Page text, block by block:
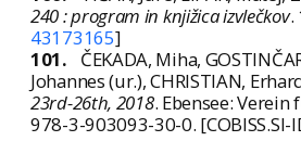
240 : program in knjižica izvlečkov.
43173165]
101.
ČEKADA, Miha,
Johannes (ur.), CHRISTIAN,
23rd-26th, 2018. Ebensee:
978-3-903093-30-0. [COBISS.SI-